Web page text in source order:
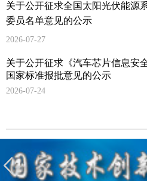
关于公开征求全国太阳光伏能源
委员名单意见的公示
2026-07-27
关于公开征求《汽车芯片信息安
国家标准报批意见的公示
2026-07-24